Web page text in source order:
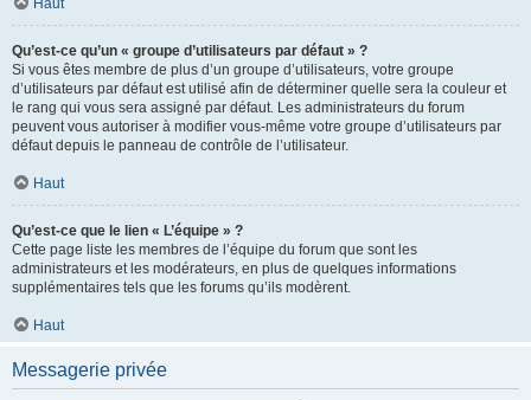
Haut
Qu’est-ce qu’un « groupe d’utilisateurs par défaut » ?
Si vous êtes membre de plus d’un groupe d’utilisateurs, votre groupe
d’utilisateurs par défaut est utilisé afin de déterminer quelle sera la couleur et
le rang qui vous sera assigné par défaut. Les administrateurs du forum
peuvent vous autoriser à modifier vous-même votre groupe d’utilisateurs par
défaut depuis le panneau de contrôle de l’utilisateur.
Haut
Qu’est-ce que le lien « L’équipe » ?
Cette page liste les membres de l’équipe du forum que sont les
administrateurs et les modérateurs, en plus de quelques informations
supplémentaires tels que les forums qu’ils modèrent.
Haut
Messagerie privée